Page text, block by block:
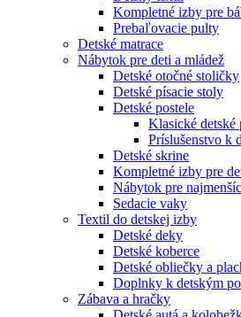
Kompletné izby pre
Prebaľovacie pulty
Detské matrace
Nábytok pre deti a mládež
Detské otočné stoličky
Detské písacie stoly
Detské postele
Klasické detské
Príslušenstvo k
Detské skrine
Kompletné izby pre
Nábytok pre
Sedacie vaky
Textil do detskej izby
Detské deky
Detské koberce
Detské obliečky a
Doplnky k detským
Zábava a hračky